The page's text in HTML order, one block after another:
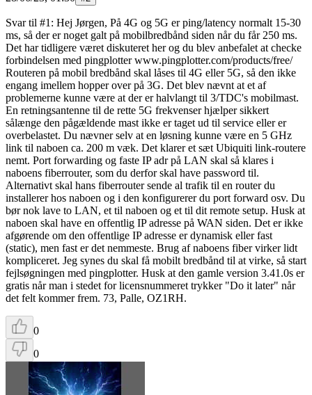
Svar til #1: Hej Jørgen, På 4G og 5G er ping/latency normalt 15-30
ms, så der er noget galt på mobilbredbånd siden når du får 250 ms.
Det har tidligere været diskuteret her og du blev anbefalet at checke
forbindelsen med pingplotter www.pingplotter.com/products/free/
Routeren på mobil bredbånd skal låses til 4G eller 5G, så den ikke
engang imellem hopper over på 3G. Det blev nævnt at et af
problemerne kunne være at der er halvlangt til 3/TDC's mobilmast.
En retningsantenne til de rette 5G frekvenser hjælper sikkert
sålænge den pågældende mast ikke er taget ud til service eller er
overbelastet. Du nævner selv at en løsning kunne være en 5 GHz
link til naboen ca. 200 m væk. Det klarer et sæt Ubiquiti link-routere
nemt. Port forwarding og faste IP adr på LAN skal så klares i
naboens fiberrouter, som du derfor skal have password til.
Alternativt skal hans fiberrouter sende al trafik til en router du
installerer hos naboen og i den konfigurerer du port forward osv. Du
bør nok lave to LAN, et til naboen og et til dit remote setup. Husk at
naboen skal have en offentlig IP adresse på WAN siden. Det er ikke
afgørende om den offentlige IP adresse er dynamisk eller fast
(static), men fast er det nemmeste. Brug af naboens fiber virker lidt
kompliceret. Jeg synes du skal få mobilt bredbånd til at virke, så start
fejlsøgningen med pingplotter. Husk at den gamle version 3.41.0s er
gratis når man i stedet for licensnummeret trykker "Do it later" når
det felt kommer frem. 73, Palle, OZ1RH.
0
0